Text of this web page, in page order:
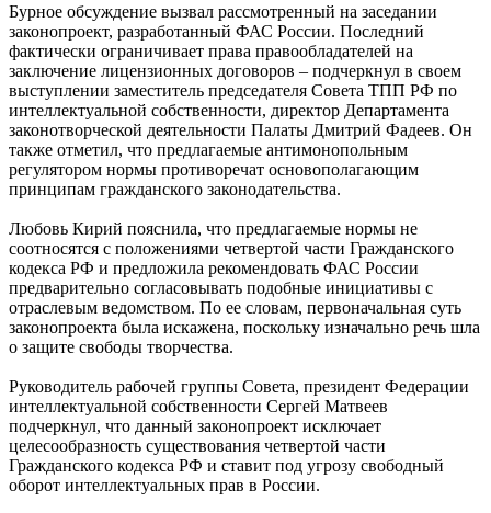
Бурное обсуждение вызвал рассмотренный на заседании
законопроект, разработанный ФАС России. Последний
фактически ограничивает права правообладателей на
заключение лицензионных договоров – подчеркнул в своем
выступлении заместитель председателя Совета ТПП РФ по
интеллектуальной собственности, директор Департамента
законотворческой деятельности Палаты Дмитрий Фадеев. Он
также отметил, что предлагаемые антимонопольным
регулятором нормы противоречат основополагающим
принципам гражданского законодательства.
Любовь Кирий пояснила, что предлагаемые нормы не
соотносятся с положениями четвертой части Гражданского
кодекса РФ и предложила рекомендовать ФАС России
предварительно согласовывать подобные инициативы с
отраслевым ведомством. По ее словам, первоначальная суть
законопроекта была искажена, поскольку изначально речь шла
о защите свободы творчества.
Руководитель рабочей группы Совета, президент Федерации
интеллектуальной собственности Сергей Матвеев
подчеркнул, что данный законопроект исключает
целесообразность существования четвертой части
Гражданского кодекса РФ и ставит под угрозу свободный
оборот интеллектуальных прав в России.